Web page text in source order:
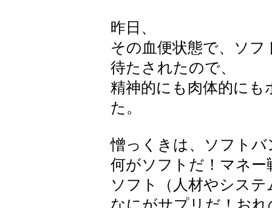
昨日、
その血便状態で、ソ
待たされたので、
精神的にも肉体的に
た。
憎っくきは、ソフト
何がソフトだ！マネ
ソフト（人材やシス
なにがサプリだ！お